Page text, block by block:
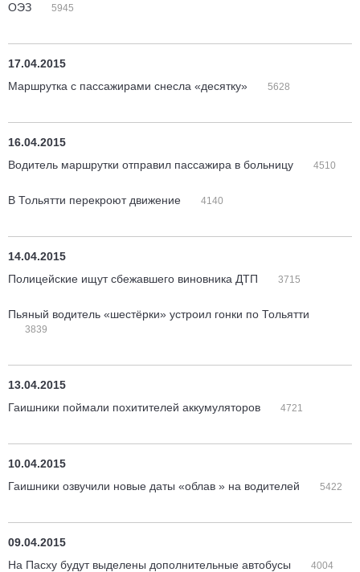
ОЭЗ
5945
17.04.2015
Маршрутка с пассажирами снесла «десятку»
5628
16.04.2015
Водитель маршрутки отправил пассажира в больницу
4510
В Тольятти перекроют движение 4140
14.04.2015
Полицейские ищут сбежавшего виновника ДТП
3715
Пьяный водитель «шестёрки» устроил гонки по Тольятти
3839
13.04.2015
Гаишники поймали похитителей аккумуляторов
4721
10.04.2015
Гаишники озвучили новые даты «облав » на водителей
5422
09.04.2015
На Пасху будут выделены дополнительные автобусы
4004